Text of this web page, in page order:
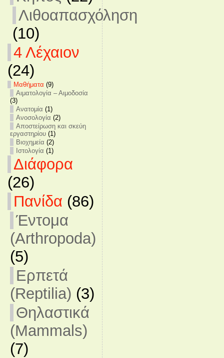
Λιθοαπασχόληση
(10)
4 Λέχαιον
(24)
Mαθήματα (9)
Αιματολογία – Αιμοδοσία
(3)
Ανατομία (1)
Ανοσολογία (2)
Αποστείρωση και σκεύη
εργαστηρίου(1)
Βιοχημεία (2)
Ιστολογία (1)
Διάφορα
(26)
Πανίδα (86)
Έντομα
(Arthropoda)
(5)
Ερπετά
(Reptilia) (3)
Θηλαστικά
(Mammals)
(7)